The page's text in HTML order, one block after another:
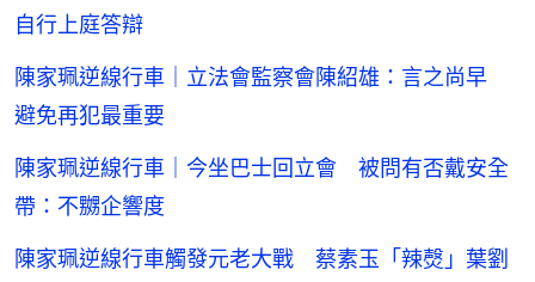
自行上庭答辯
陳家珮逆線行車｜立法會監察會陳紹雄：言之尚早
避免再犯最重要
陳家珮逆線行車｜今坐巴士回立會 被問有否戴安全
帶：不嬲企響度
陳家珮逆線行車觸發元老大戰 蔡素玉「辣㷫」葉劉